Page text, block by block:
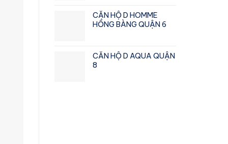
CĂN HỘ D HOMME
HỒNG BÀNG QUẬN 6
CĂN HỘ D AQUA QUẬN
8